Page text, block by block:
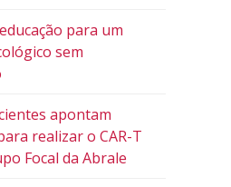
para um
sem
apontam
realizar o CAR-T
Focal da Abrale